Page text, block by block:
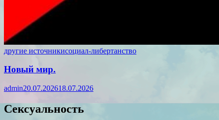
другие источникисоциал-либертанство
Новый мир.
admin20.07.202618.07.2026
Сексуальность